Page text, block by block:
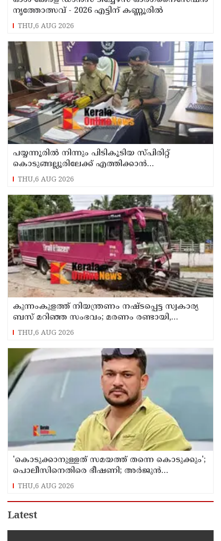
നൃത്തോത്സവ് - 2026 എട്ടിന് കണ്ണൂരിൽ
THU,6 AUG 2026
പയ്യന്നൂരിൽ നിന്നും പിടികൂടിയ സ്പിരിറ്റ്
കൊടുങ്ങല്ലൂരിലേക്ക് എത്തിക്കാൻ
പദ്ധതിയിട്ടുവെന്ന് എക്സൈസ് ഡെപ്യൂട്ടി
കമ്മിഷണർ
THU,6 AUG 2026
കുന്നംകുളത്ത് നിയന്ത്രണം നഷ്ടപ്പെട്ട സ്വകാര്യ
ബസ് മറിഞ്ഞ സംഭവം; മരണം രണ്ടായി,
എട്ടുപേർക്ക് പരിക്ക്
THU,6 AUG 2026
'കൊടുക്കാനുള്ളത് സമയത്ത് തന്നെ കൊടുക്കും';
പൊലീസിനെതിരെ ഭീഷണി; അർജുൻ
ആയങ്കിക്കെതിരെ കേസെടുത്തു
THU,6 AUG 2026
Latest